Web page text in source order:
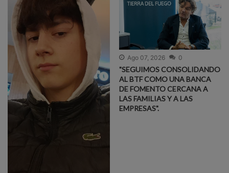
Ago 07, 2026 0
"SEGUIMOS CONSOLIDANDO
AL BTF COMO UNA BANCA
DE FOMENTO CERCANA A
LAS FAMILIAS Y A LAS
EMPRESAS".